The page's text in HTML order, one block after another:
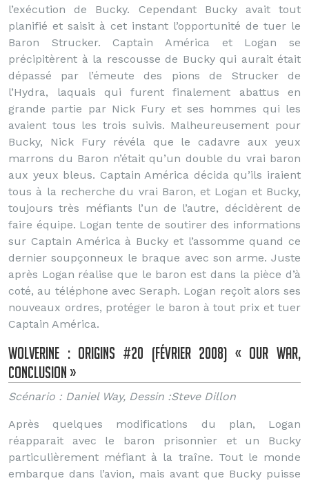
l’exécution de Bucky. Cependant Bucky avait tout
planifié et saisit à cet instant l’opportunité de tuer le
Baron Strucker. Captain América et Logan se
précipitèrent à la rescousse de Bucky qui aurait était
dépassé par l’émeute des pions de Strucker de
l’Hydra, laquais qui furent finalement abattus en
grande partie par Nick Fury et ses hommes qui les
avaient tous les trois suivis. Malheureusement pour
Bucky, Nick Fury révéla que le cadavre aux yeux
marrons du Baron n’était qu’un double du vrai baron
aux yeux bleus. Captain América décida qu’ils iraient
tous à la recherche du vrai Baron, et Logan et Bucky,
toujours très méfiants l’un de l’autre, décidèrent de
faire équipe. Logan tente de soutirer des informations
sur Captain América à Bucky et l’assomme quand ce
dernier soupçonneux le braque avec son arme. Juste
après Logan réalise que le baron est dans la pièce d’à
coté, au téléphone avec Seraph. Logan reçoit alors ses
nouveaux ordres, protéger le baron à tout prix et tuer
Captain América.
Wolverine : origins #20 (février 2008) « Our War,
conclusion »
Scénario : Daniel Way, Dessin :Steve Dillon
Après quelques modifications du plan, Logan
réapparait avec le baron prisonnier et un Bucky
particulièrement méfiant à la traîne. Tout le monde
embarque dans l’avion, mais avant que Bucky puisse